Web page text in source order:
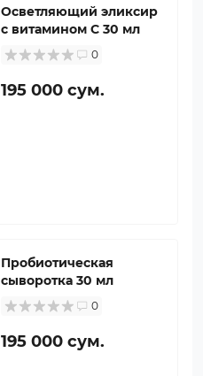
Осветляющий эликсир
с витамином C 30 мл
0
195 000 сум.
Пробиотическая
сыворотка 30 мл
0
195 000 сум.